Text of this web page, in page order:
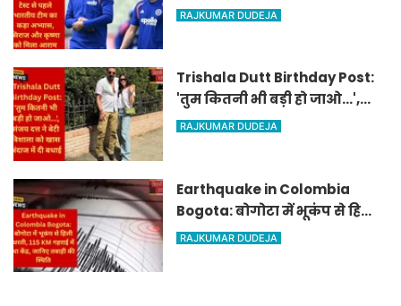
भारतीय टीम का कड़ा अभ्यास,
RAJKUMAR DUDEJA
Trishala Dutt Birthday Post:
'तुम कितनी भी बड़ी हो जाओ...',
संजय दत्त ने बेटी त्रिशाला को खास
RAJKUMAR DUDEJA
Earthquake in Colombia
Bogota: बोगोटा में भूकंप से हिली
धरती, 115 KM गहराई में था केंद्र,
RAJKUMAR DUDEJA